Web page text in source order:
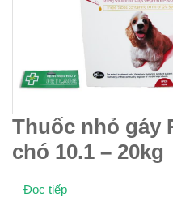
Thuốc nhỏ gáy
chó 10.1 – 20kg
Đọc tiếp